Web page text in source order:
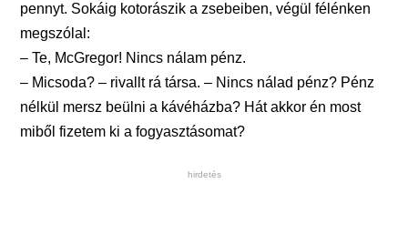
pennyt. Sokáig kotorászik a zsebeiben, végül félénken
megszólal:
– Te, McGregor! Nincs nálam pénz.
– Micsoda? – rivallt rá társa. – Nincs nálad pénz? Pénz
nélkül mersz beülni a kávéházba? Hát akkor én most
miből fizetem ki a fogyasztásomat?
hirdetés